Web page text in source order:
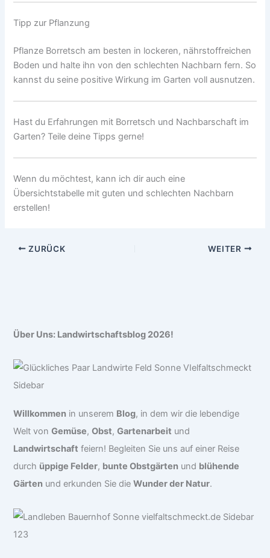
Tipp zur Pflanzung
Pflanze Borretsch am besten in lockeren, nährstoffreichen
Boden und halte ihn von den schlechten Nachbarn fern. So
kannst du seine positive Wirkung im Garten voll ausnutzen.
Hast du Erfahrungen mit Borretsch und Nachbarschaft im
Garten? Teile deine Tipps gerne!
Wenn du möchtest, kann ich dir auch eine
Übersichtstabelle mit guten und schlechten Nachbarn
erstellen!
ZURÜCK WEITER
Über Uns: Landwirtschaftsblog 2026!
Willkommen in unserem Blog, in dem wir die lebendige
Welt vonGemüse,Obst,Gartenarbeit und
Landwirtschaft feiern! Begleiten Sie uns auf einer Reise
durch üppige Felder, bunte Obstgärten und blühende
Gärten und erkunden Sie dieWunder der Natur.